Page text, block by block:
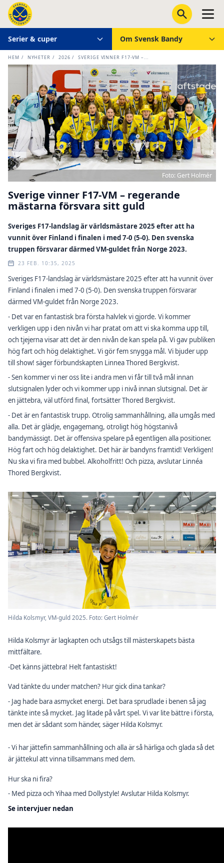
Serier & cuper Om Svensk Bandy
HEM / NYHETER / 2026 / SVERIGE VINNER F17-VM –...
Foto: Gert Holmér
Sverige vinner F17-VM – regerande
mästarna försvara sitt guld
Sveriges F17-landslag är världsmästare 2025 efter att ha
vunnit över Finland i finalen i med 7-0 (5-0). Den svenska
truppen försvarar därmed VM-guldet från Norge 2023.
23 FEB. 10:35, 2025
Sveriges F17-landslag är världsmästare 2025 efter att ha vunnit över
Finland i finalen i med 7-0 (5-0). Den svenska truppen försvarar
därmed VM-guldet från Norge 2023.
- Det var en fantastisk bra första halvlek vi gjorde. Vi kommer
verkligen upp i den nivån vi har pratat om att vi ska komma upp till,
och tjejerna visar att det är den nivån de kan spela på. Vi gav publiken
hög fart och hög delaktighet. Vi gör fem snygga mål. Vi bjuder upp
till show! säger förbundskapten Linnea Thored Bergkvist.
- Sen kommer vi ner oss lite i andra men vi får till två mål innan
slutsignalen lyder och vi kommer upp i nivå innan slutsignal. Det är
en jättebra, väl utförd final, fortsätter Thored Bergkvist.
- Det är en fantastisk trupp. Otrolig sammanhållning, alla umgås med
alla. Det är glädje, engagemang, otroligt hög högstanivå
bandymässigt. Det är offensiva spelare på egentligen alla positioner.
Hög fart och hög delaktighet. Det här är bandyns framtid! Verkligen!
Nu ska vi fira med bubbel. Alkoholfritt! Och pizza, avslutar Linnéa
Thored Bergkvist.
Hilda Kolsmyr, VM-guld 2025. Foto: Gert Holmér
Hilda Kolsmyr är lagkapten och utsågs till mästerskapets bästa
mittfältare.
-Det känns jättebra! Helt fantastiskt!
Vad tänkte du under matchen? Hur gick dina tankar?
- Jag hade bara asmycket energi. Det bara sprudlade i benen så jag
tänkte inte så mycket. Jag litade på vårt spel. Vi var lite bättre i första,
men det är sådant som händer, säger Hilda Kolsmyr.
- Vi har jättefin sammanhållning och alla är så härliga och glada så det
är jättekul att vinna tillsammans med dem.
Hur ska ni fira?
- Med pizza och Yihaa med Dollystyle! Avslutar Hilda Kolsmyr.
Se intervjuer nedan